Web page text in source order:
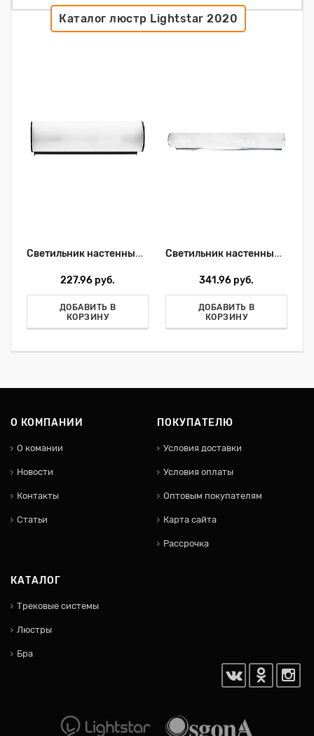
Каталог люстр Lightstar 2020
Светильник настенный Lightstar Blanda 801817
227.96 руб.
ДОБАВИТЬ В
КОРЗИНУ
Светильник настенный Lightstar Blanda 801830
341.96 руб.
ДОБАВИТЬ В
КОРЗИНУ
О КОМПАНИИ
О комании
Новости
Контакты
Статьи
ПОКУПАТЕЛЮ
Условия доставки
Условия оплаты
Оптовым покупателям
Карта сайта
Рассрочка
КАТАЛОГ
Трековые системы
Люстры
Бра